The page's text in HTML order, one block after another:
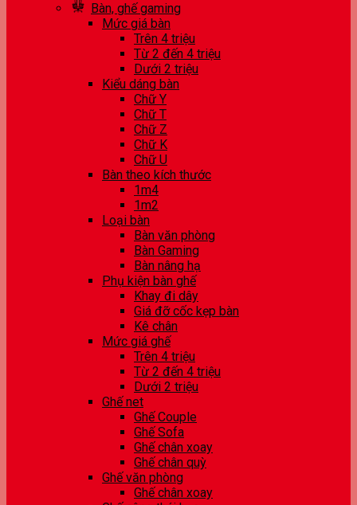
Bàn, ghế gaming
Mức giá bàn
Trên 4 triệu
Từ 2 đến 4 triệu
Dưới 2 triệu
Kiểu dáng bàn
Chữ Y
Chữ T
Chữ Z
Chữ K
Chữ U
Bàn theo kích thước
1m4
1m2
Loại bàn
Bàn văn phòng
Bàn Gaming
Bàn nâng hạ
Phụ kiện bàn ghế
Khay đi dây
Giá đỡ cốc kẹp bàn
Kê chân
Mức giá ghế
Trên 4 triệu
Từ 2 đến 4 triệu
Dưới 2 triệu
Ghế net
Ghế Couple
Ghế Sofa
Ghế chân xoay
Ghế chân quỳ
Ghế văn phòng
Ghế chân xoay